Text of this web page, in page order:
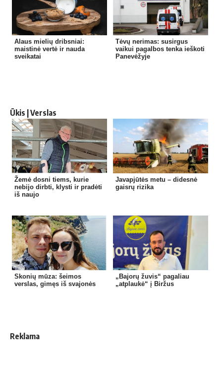
Alaus mielių dribsniai:
maistinė vertė ir nauda
sveikatai
Tėvų nerimas: susirgus
vaikui pagalbos tenka ieškoti
Panevėžyje
Ūkis | Verslas
Žemė dosni tiems, kurie
nebijo dirbti, klysti ir pradėti
iš naujo
Javapjūtės metu – didesnė
gaisrų rizika
Skonių mūza: šeimos
verslas, gimęs iš svajonės
„Bajorų žuvis“ pagaliau
„atplaukė“ į Biržus
Reklama